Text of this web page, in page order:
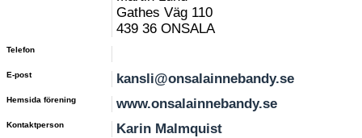
Gathes Väg 110
439 36 ONSALA
Telefon
E-post kansli@onsalainnebandy.se
Hemsida förening www.onsalainnebandy.se
Kontaktperson Karin Malmquist